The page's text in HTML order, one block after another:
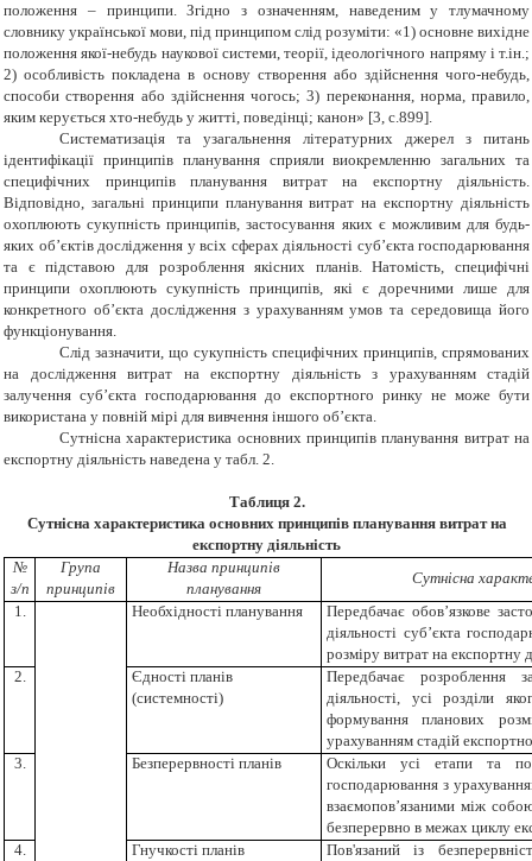
положення – принципи. Згідно з означенням, наведеним у тлумачному
словнику української мови, під принципом слід розуміти: «1) основне вихідне
положення якої-небудь наукової системи, теорії, ідеологічного напряму і т.ін.;
2) особливість покладена в основу створення або здійснення чого-небудь,
способи створення або здійснення чогось; 3) переконання, норма, правило,
яким керується хто-небудь у житті, поведінці; канон» [3, с.899].
Систематизація та узагальнення літературних джерел з питань
ідентифікації принципів планування сприяли виокремленню загальних та
специфічних принципів планування витрат на експортну діяльність.
Відповідно, загальні принципи планування витрат на експортну діяльність
охоплюють сукупність принципів, застосування яких є можливим для будь-
яких об’єктів дослідження у всіх сферах діяльності суб’єкта господарювання
та є підставою для розроблення якісних планів. Натомість, специфічні
принципи охоплюють сукупність принципів, які є доречними лише для
конкретного об’єкта дослідження з урахуванням умов та середовища його
функціонування.
Слід зазначити, що сукупність специфічних принципів, спрямованих
на дослідження витрат на експортну діяльність з урахуванням стадій
залучення суб’єкта господарювання до експортного ринку не може бути
використана у повній мірі для вивчення іншого об’єкта.
Сутнісна характеристика основних принципів планування витрат на
експортну діяльність наведена у табл. 2.
Таблиця 2.
Сутнісна характеристика основних принципів планування витрат на
експортну діяльність
№
з/п
Група
принципів
Назва принципів
планування
Сутнісна
1.
Необхідності планування
Передбачає обов’язкове
діяльності суб’єкта
розміру витрат на експортну
2.
Єдності планів
(системності)
Передбачає розроблення
діяльності, усі розділи
формування планових
урахуванням стадій
3.
Безперервності планів
Оскільки усі етапи та
господарювання з
взаємопов’язаними між
безперервно в межах циклу
4.
Гнучкості планів
Пов'язаний із